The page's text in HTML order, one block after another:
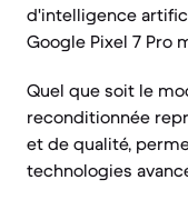
d'intelligence
Google Pixel 7 Pro
Quel que soit le
reconditionnée
et de qualité,
technologies